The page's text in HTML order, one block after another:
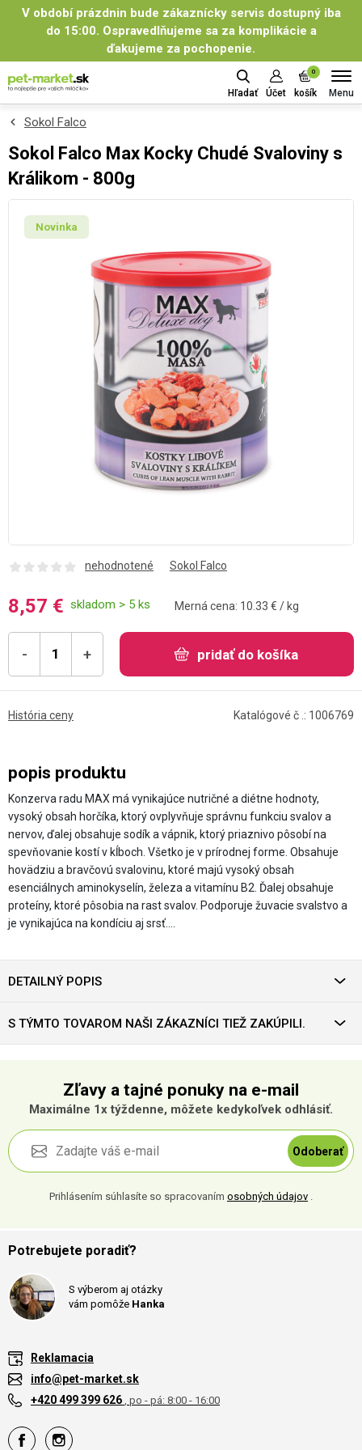
V období prázdnin bude zákaznícky servis dostupný iba
do 15:00. Ospravedlňujeme sa za komplikácie a
ďakujeme za pochopenie.
Hľadať Účet
0
košík Menu
Sokol Falco
Sokol Falco Max Kocky Chudé Svaloviny s
Králikom - 800g
Novinka
nehodnotené Sokol Falco
popis produktu
Konzerva radu MAX má vynikajúce nutričné a diétne hodnoty,
vysoký obsah horčíka, ktorý ovplyvňuje správnu funkciu svalov a
nervov, ďalej obsahuje sodík a vápnik, ktorý priaznivo pôsobí na
spevňovanie kostí v kĺboch. Všetko je v prírodnej forme. Obsahuje
hovädziu a bravčovú svalovinu, ktoré majú vysoký obsah
esenciálnych aminokyselín, železa a vitamínu B2. Ďalej obsahuje
proteíny, ktoré pôsobia na rast svalov. Podporuje žuvacie svalstvo a
je vynikajúca na kondíciu aj srsť.…
8,57 € skladom > 5 ks Merná cena: 10.33 € / kg
- + pridať do košíka
História ceny Katalógové č .: 1006769
DETAILNÝ POPIS
S TÝMTO TOVAROM NAŠI ZÁKAZNÍCI TIEŽ ZAKÚPILI.
Zľavy a tajné ponuky na e-mail
Maximálne 1x týždenne, môžete kedykoľvek odhlásiť.
Odoberať
Prihlásením súhlasíte so spracovaním osobných údajov .
Potrebujete poradiť?
S výberom aj otázky
vám pomôže Hanka
Reklamacia
info@pet-market.sk
+420 499 399 626 , po - pá: 8:00 - 16:00